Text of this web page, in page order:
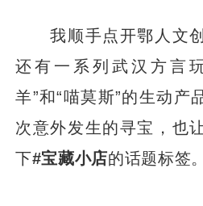
我顺手点开鄂人文创
还有一系列武汉方言
羊”和“喵莫斯”的生动产
次意外发生的寻宝，也
下#宝藏小店的话题标签。